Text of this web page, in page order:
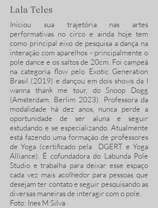
Lala Teles
Iniciou sua trajetória nas artes
performativas no circo e ainda hoje tem
como principal eixo de pesquisa a dança na
interação com aparelhos - principalmente o
pole dance e os saltos de 20cm. Foi campeã
na categoria flow pelo Exotic Generation
Brasil (2019) e dançou em dois shows da I
wanna thank me tour, do Snoop Dogg
(Amsterdam, Berlim 2023). Professora da
modalidade há dez anos, nunca perde a
oportunidade de ser aluna e seguir
estudando e se especializando. Atualmente
está fazendo uma formação de professores
de Yoga (certificado pela DGERT e Yoga
Alliance). É cofundadora do Labunda Pole
Studio e trabalha para deixar esse espaço
cada vez mais acolhedor para pessoas que
desejam ter contato e seguir pesquisando as
diversas maneiras de interagir com o pole.
Foto: Ines M Silva